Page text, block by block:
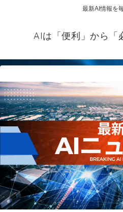
最新AI情報を
AIは「便利」から「